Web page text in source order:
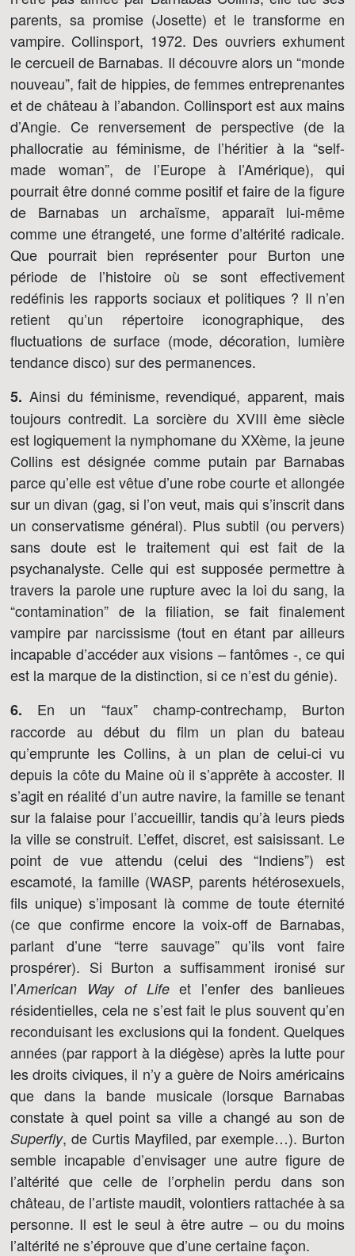
parents, sa promise (Josette) et le transforme en
vampire. Collinsport, 1972. Des ouvriers exhument
le cercueil de Barnabas. Il découvre alors un “monde
nouveau”, fait de hippies, de femmes entreprenantes
et de château à l’abandon. Collinsport est aux mains
d’Angie. Ce renversement de perspective (de la
phallocratie au féminisme, de l’héritier à la “self-
made woman”, de l’Europe à l’Amérique), qui
pourrait être donné comme positif et faire de la figure
de Barnabas un archaïsme, apparaît lui-même
comme une étrangeté, une forme d’altérité radicale.
Que pourrait bien représenter pour Burton une
période de l’histoire où se sont effectivement
redéfinis les rapports sociaux et politiques ? Il n’en
retient qu’un répertoire iconographique, des
fluctuations de surface (mode, décoration, lumière
tendance disco) sur des permanences.
5. Ainsi du féminisme, revendiqué, apparent, mais
toujours contredit. La sorcière du XVIII ème siècle
est logiquement la nymphomane du XXème, la jeune
Collins est désignée comme putain par Barnabas
parce qu’elle est vêtue d’une robe courte et allongée
sur un divan (gag, si l’on veut, mais qui s’inscrit dans
un conservatisme général). Plus subtil (ou pervers)
sans doute est le traitement qui est fait de la
psychanalyste. Celle qui est supposée permettre à
travers la parole une rupture avec la loi du sang, la
“contamination” de la filiation, se fait finalement
vampire par narcissisme (tout en étant par ailleurs
incapable d’accéder aux visions – fantômes -, ce qui
est la marque de la distinction, si ce n’est du génie).
6. En un “faux” champ-contrechamp, Burton
raccorde au début du film un plan du bateau
qu’emprunte les Collins, à un plan de celui-ci vu
depuis la côte du Maine où il s’apprête à accoster. Il
s’agit en réalité d’un autre navire, la famille se tenant
sur la falaise pour l’accueillir, tandis qu’à leurs pieds
la ville se construit. L’effet, discret, est saisissant. Le
point de vue attendu (celui des “Indiens”) est
escamoté, la famille (WASP, parents hétérosexuels,
fils unique) s’imposant là comme de toute éternité
(ce que confirme encore la voix-off de Barnabas,
parlant d’une “terre sauvage” qu’ils vont faire
prospérer). Si Burton a suffisamment ironisé sur
l’American Way of Lifeet l’enfer des banlieues
résidentielles, cela ne s’est fait le plus souvent qu’en
reconduisant les exclusions qui la fondent. Quelques
années (par rapport à la diégèse) après la lutte pour
les droits civiques, il n’y a guère de Noirs américains
que dans la bande musicale (lorsque Barnabas
constate à quel point sa ville a changé au son de
Superfly, de Curtis Mayfiled, par exemple…). Burton
semble incapable d’envisager une autre figure de
l’altérité que celle de l’orphelin perdu dans son
château, de l’artiste maudit, volontiers rattachée à sa
personne. Il est le seul à être autre – ou du moins
l’altérité ne s’éprouve que d’une certaine façon.